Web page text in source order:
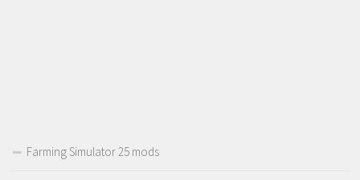
Farming Simulator 25 mods